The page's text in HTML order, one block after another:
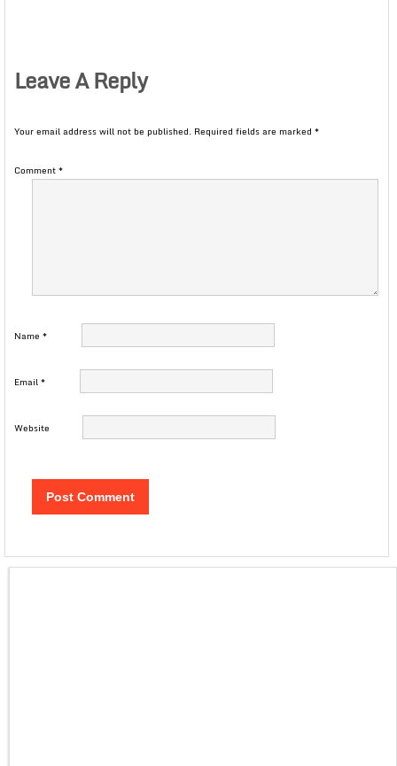
Leave A Reply
Your email address will not be published. Required fields are marked *
Comment*
Name *
Email*
Website